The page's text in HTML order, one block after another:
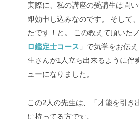
実際に、私の講座の受講生は問い
即効申し込みなのです。
そして
たです！と。
この教えて頂いた
ロ鑑定士コース 」で気学をお伝
生さんが1人立ち出来るように伴
ューになりました。
この2人の先生は、「才能を引き
に持ってる方です。